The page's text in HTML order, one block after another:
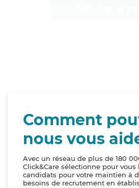
Comment
nous vous
Avec un réseau de plus de 180
Click&Care sélectionne pour
candidats pour votre maintien à
besoins de recrutement en